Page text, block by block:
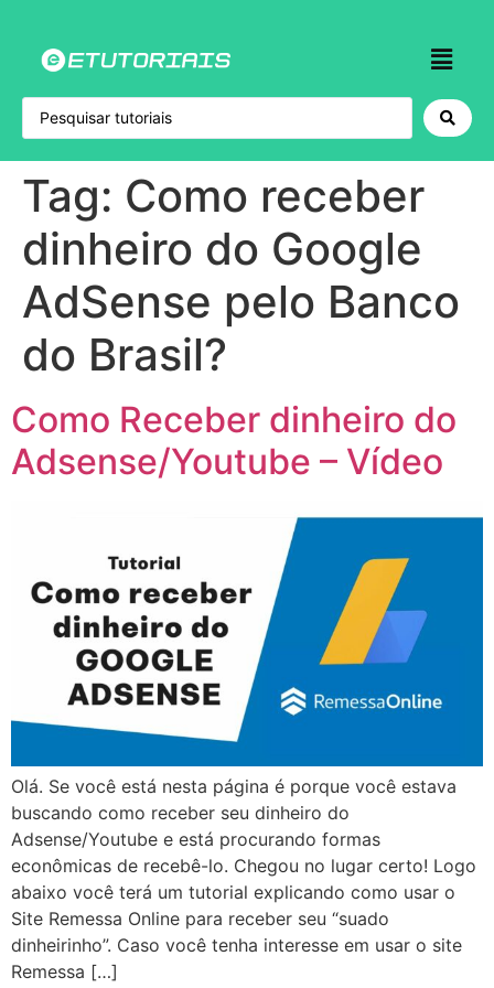
Tag: Como receber
dinheiro do Google
AdSense pelo Banco
do Brasil?
Como Receber dinheiro do
Adsense/Youtube – Vídeo
Olá. Se você está nesta página é porque você estava
buscando como receber seu dinheiro do
Adsense/Youtube e está procurando formas
econômicas de recebê-lo. Chegou no lugar certo! Logo
abaixo você terá um tutorial explicando como usar o
Site Remessa Online para receber seu “suado
dinheirinho”. Caso você tenha interesse em usar o site
Remessa […]